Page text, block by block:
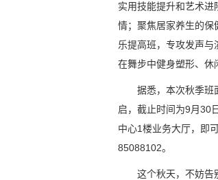
实用技能提升和艺术
情；聚焦居家养生的保
乐提高班，专攻发声
在舞步中健身塑形、休
据悉，本次秋季班
启，截止时间为9月30
中心1楼业务大厅，即
85088102。
这个秋天，不妨告